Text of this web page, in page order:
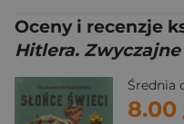
Oceny i recenzje
Hitlera. Zwyczajne
Średnia
8.00